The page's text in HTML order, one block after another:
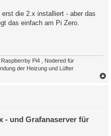
die 2.x installiert - aber das
das einfach am Pi Zero.
Pi4 , Nodered für
der Heizung und Lüfter
- und Grafanaserver für